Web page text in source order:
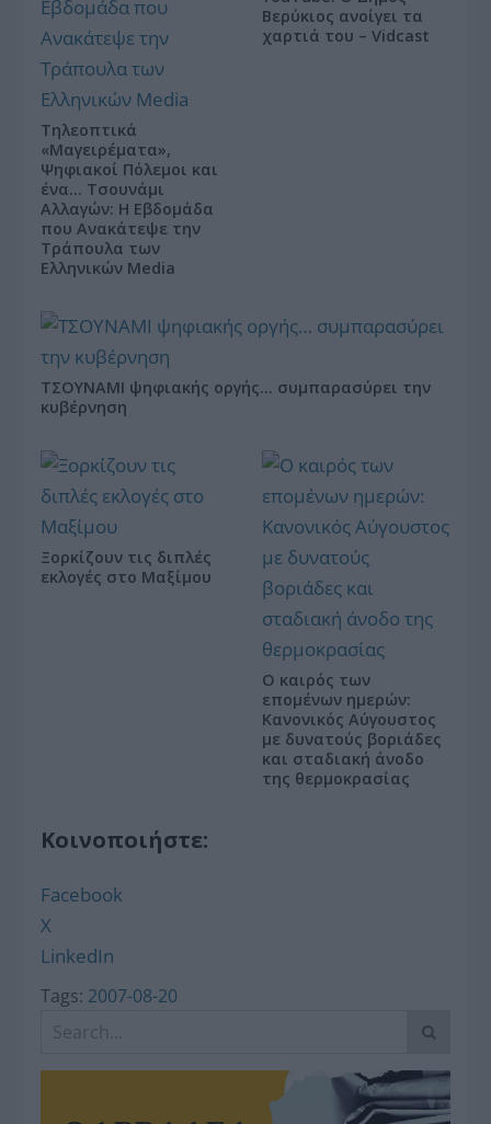
Τηλεοπτικά
«Μαγειρέματα»,
Ψηφιακοί Πόλεμοι και
ένα… Τσουνάμι
Αλλαγών: Η Εβδομάδα
που Ανακάτεψε την
Τράπουλα των
Ελληνικών Media
Βερύκιος ανοίγει τα
χαρτιά του – Vidcast
ΤΣΟΥΝΑΜΙ ψηφιακής οργής… συμπαρασύρει την
κυβέρνηση
Ξορκίζουν τις διπλές
εκλογές στο Μαξίμου
Ο καιρός των
επομένων ημερών:
Κανονικός Αύγουστος
με δυνατούς βοριάδες
και σταδιακή άνοδο
της θερμοκρασίας
Κοινοποιήστε:
Facebook
X
LinkedIn
Tags: 2007-08-20